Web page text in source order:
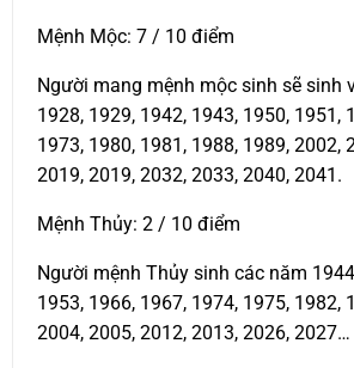
Mệnh Mộc: 7 / 10 điểm
Người mang mệnh mộc sinh sẽ sinh
1928, 1929, 1942, 1943, 1950, 1951,
1973, 1980, 1981, 1988, 1989, 2002,
2019, 2019, 2032, 2033, 2040, 2041.
Mệnh Thủy: 2 / 10 điểm
Người mệnh Thủy sinh các năm
1953, 1966, 1967, 1974, 1975, 1982,
2004, 2005, 2012, 2013, 2026, 2027…